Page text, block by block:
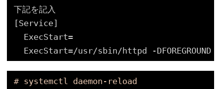
下記を記入
[Service]
ExecStart=
ExecStart=/usr/sbin/httpd -DFOREGROUND
# systemctl daemon-reload